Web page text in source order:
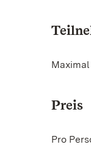
Preis
Pro